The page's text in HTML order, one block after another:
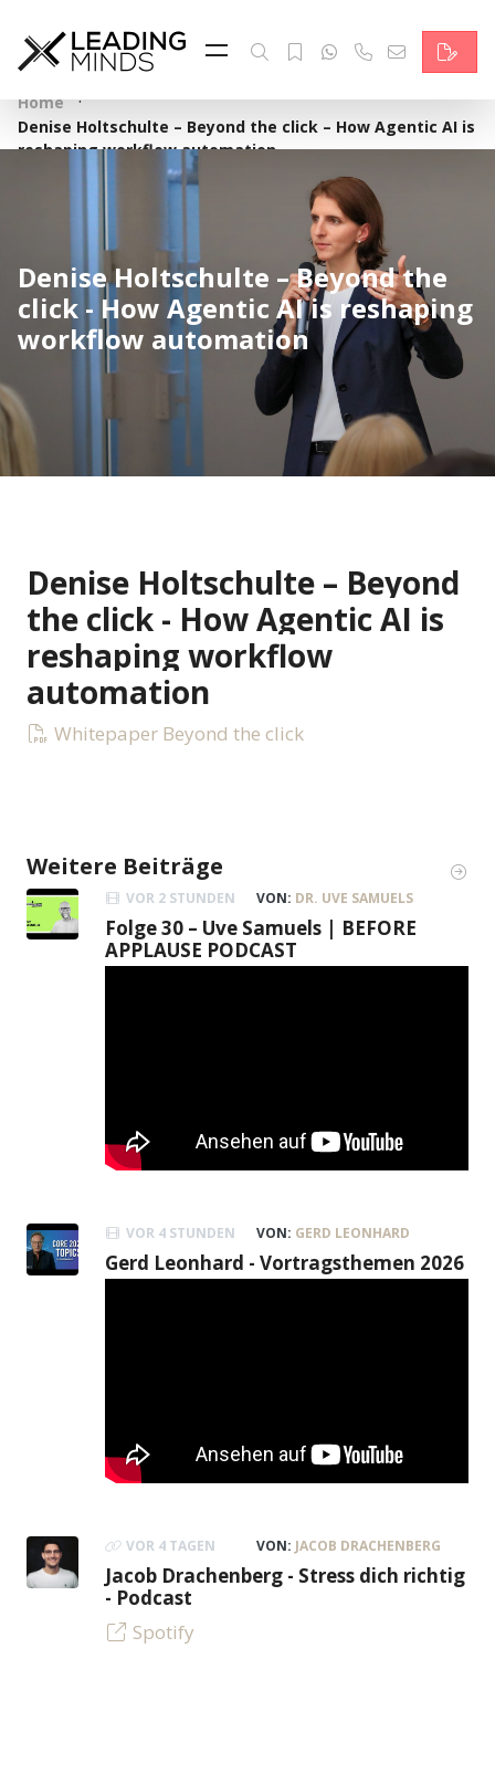
Feed & News
Reading Minds
Themen
Wer wir sind
Kontakt
English
Home ·
Denise Holtschulte – Beyond the click – How Agentic AI is
reshaping workflow automation
Denise Holtschulte – Beyond the
click - How Agentic AI is reshaping
workflow automation
Denise Holtschulte – Beyond
the click - How Agentic AI is
reshaping workflow
automation
Whitepaper Beyond the click
Weitere Beiträge
VOR 2 STUNDEN VON: DR. UVE SAMUELS
Folge 30 – Uve Samuels | BEFORE
APPLAUSE PODCAST
VOR 4 STUNDEN VON: GERD LEONHARD
Gerd Leonhard - Vortragsthemen 2026
VOR 4 TAGEN VON: JACOB DRACHENBERG
Jacob Drachenberg - Stress dich richtig
- Podcast
Spotify